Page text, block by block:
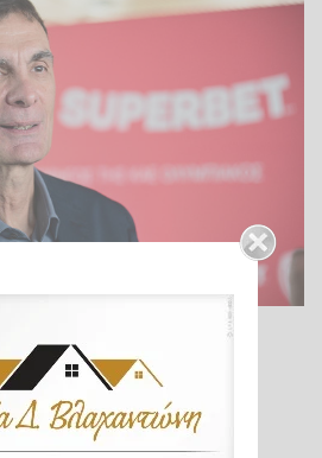
power rankings ο
ο Ομπράντοβιτς»
ranking των προπονητών της